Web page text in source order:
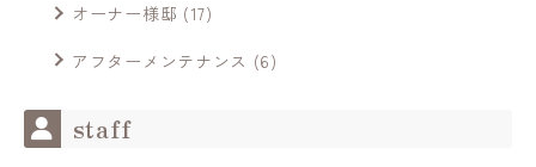
オーナー様邸 (17)
アフターメンテナンス (6)
staff